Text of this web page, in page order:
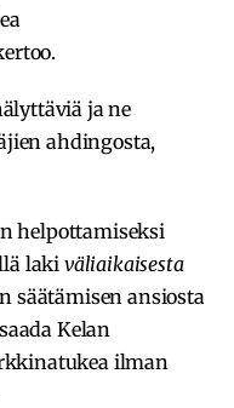
ja ne
ahdingosta,
helpottamiseksi
laki väliaikaisesta
säätämisen ansiosta
Kelan
ilman